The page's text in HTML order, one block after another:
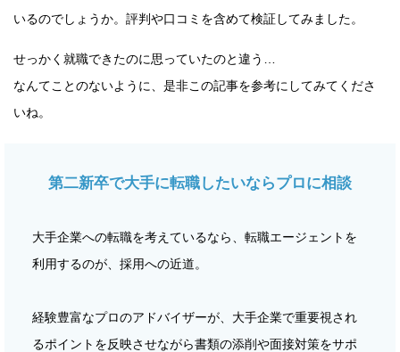
いるのでしょうか。評判や口コミを含めて検証してみました。
せっかく就職できたのに思っていたのと違う…
なんてことのないように、是非この記事を参考にしてみてくださ
いね。
第二新卒で大手に転職したいならプロに相談
大手企業への転職を考えているなら、転職エージェントを
利用するのが、採用への近道。
経験豊富なプロのアドバイザーが、大手企業で重要視され
るポイントを反映させながら書類の添削や面接対策をサポ